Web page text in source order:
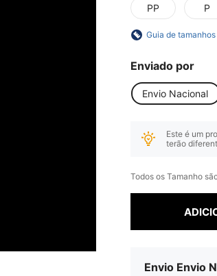
PP P
Guia de tamanhos
Enviado por
Envio Nacional
Este é um
terão
Todos os Tamanho
Envio Envio